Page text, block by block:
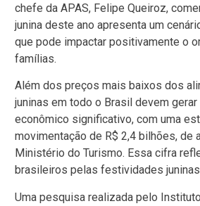
chefe da APAS, Felipe Queiroz,
junina deste ano apresenta um
que pode impactar positivamente o
famílias.
Além dos preços mais baixos dos
juninas em todo o Brasil devem
econômico significativo, com uma
movimentação de R$ 2,4 bilhões, de
Ministério do Turismo. Essa cifra
brasileiros pelas festividades
Uma pesquisa realizada pelo